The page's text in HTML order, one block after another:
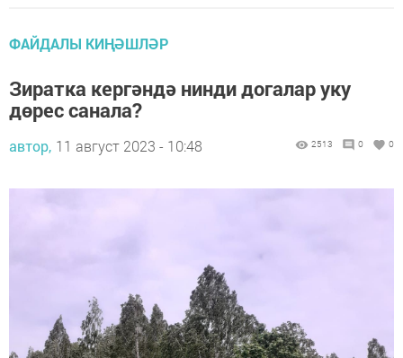
ФАЙДАЛЫ КИҢӘШЛӘР
Зиратка кергәндә нинди догалар уку
дөрес санала?
автор, 11 август 2023 - 10:48 2513 0 0